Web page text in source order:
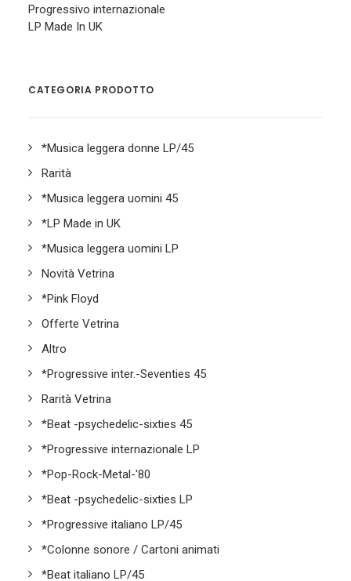
Progressivo internazionale
LP Made In UK
CATEGORIA PRODOTTO
*Musica leggera donne LP/45
Rarità
*Musica leggera uomini 45
*LP Made in UK
*Musica leggera uomini LP
Novità Vetrina
*Pink Floyd
Offerte Vetrina
Altro
*Progressive inter.-Seventies 45
Rarità Vetrina
*Beat -psychedelic-sixties 45
*Progressive internazionale LP
*Pop-Rock-Metal-'80
*Beat -psychedelic-sixties LP
*Progressive italiano LP/45
*Colonne sonore / Cartoni animati
*Beat italiano LP/45